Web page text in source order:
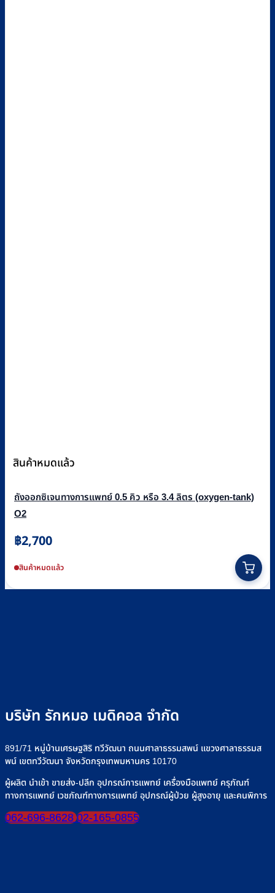
สินค้าหมดแล้ว
ถังออกซิเจนทางการแพทย์ 0.5 คิว หรือ 3.4 ลิตร (oxygen-tank)
O2
฿2,700
สินค้าหมดแล้ว
บริษัท รักหมอ เมดิคอล จำกัด
891/71 หมู่บ้านเศรษฐสิริ ทวีวัฒนา ถนนศาลาธรรมสพน์ แขวงศาลาธรรมส
พน์ เขตทวีวัฒนา จังหวัดกรุงเทพมหานคร 10170
ผู้ผลิต นำเข้า ขายส่ง-ปลีก อุปกรณ์การแพทย์ เครื่องมือแพทย์ ครุภัณฑ์
ทางการแพทย์ เวชภัณฑ์ทางการแพทย์ อุปกรณ์ผู้ป่วย ผู้สูงอายุ และคนพิการ
062-696-8628 02-165-0855